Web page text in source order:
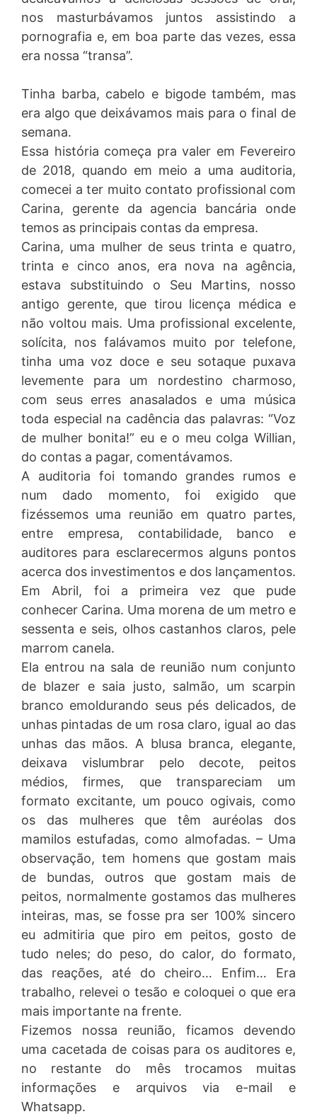
nos masturbávamos juntos assistindo a
pornografia e, em boa parte das vezes, essa
era nossa “transa”.
Tinha barba, cabelo e bigode também, mas
era algo que deixávamos mais para o final de
semana.
Essa história começa pra valer em Fevereiro
de 2018, quando em meio a uma auditoria,
comecei a ter muito contato profissional com
Carina, gerente da agencia bancária onde
temos as principais contas da empresa.
Carina, uma mulher de seus trinta e quatro,
trinta e cinco anos, era nova na agência,
estava substituindo o Seu Martins, nosso
antigo gerente, que tirou licença médica e
não voltou mais. Uma profissional excelente,
solícita, nos falávamos muito por telefone,
tinha uma voz doce e seu sotaque puxava
levemente para um nordestino charmoso,
com seus erres anasalados e uma música
toda especial na cadência das palavras: “Voz
de mulher bonita!” eu e o meu colga Willian,
do contas a pagar, comentávamos.
A auditoria foi tomando grandes rumos e
num dado momento, foi exigido que
fizéssemos uma reunião em quatro partes,
entre empresa, contabilidade, banco e
auditores para esclarecermos alguns pontos
acerca dos investimentos e dos lançamentos.
Em Abril, foi a primeira vez que pude
conhecer Carina. Uma morena de um metro e
sessenta e seis, olhos castanhos claros, pele
marrom canela.
Ela entrou na sala de reunião num conjunto
de blazer e saia justo, salmão, um scarpin
branco emoldurando seus pés delicados, de
unhas pintadas de um rosa claro, igual ao das
unhas das mãos. A blusa branca, elegante,
deixava vislumbrar pelo decote, peitos
médios, firmes, que transpareciam um
formato excitante, um pouco ogivais, como
os das mulheres que têm auréolas dos
mamilos estufadas, como almofadas. – Uma
observação, tem homens que gostam mais
de bundas, outros que gostam mais de
peitos, normalmente gostamos das mulheres
inteiras, mas, se fosse pra ser 100% sincero
eu admitiria que piro em peitos, gosto de
tudo neles; do peso, do calor, do formato,
das reações, até do cheiro… Enfim… Era
trabalho, relevei o tesão e coloquei o que era
mais importante na frente.
Fizemos nossa reunião, ficamos devendo
uma cacetada de coisas para os auditores e,
no restante do mês trocamos muitas
informações e arquivos via e-mail e
Whatsapp.